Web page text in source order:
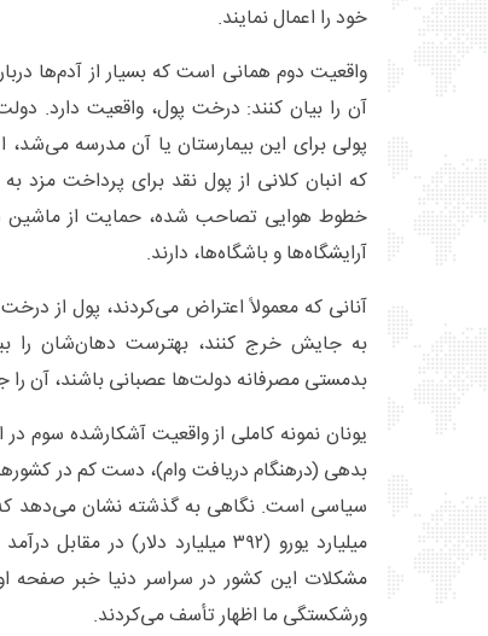
خود را اعمال نمایند.
واقعیت دوم همانی است که بسیار از آدم‌ها
آن را بیان کنند: درخت پول، واقعیت دارد.
پولی برای این بیمارستان یا آن مدرسه می‌شد،
که انبان کلانی از پول نقد برای پرداخت مزد
خطوط هوایی تصاحب شده، حمایت از ماشین
آرایشگاه‌ها و باشگاه‌ها، دارند.
آنانی که معمولاً اعتراض می‌کردند، پول از درخت
به جایش خرج کنند، بهترست دهان‌شان را
بدمستی مصرفانه دولت‌ها عصبانی باشند، آن را
یونان نمونه کاملی از واقعیت آشکارشده سوم
بدهی (درهنگام دریافت وام)، دست کم در
مشکلات این کشور در سراسر دنیا خبر صفحه
ورشکستگی ما اظهار تأسف می‌کردند.